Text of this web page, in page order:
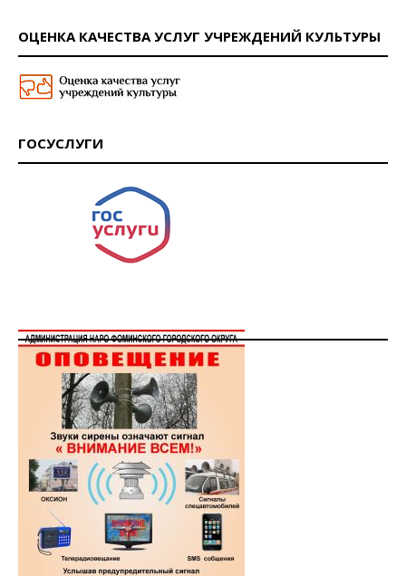
ОЦЕНКА КАЧЕСТВА УСЛУГ УЧРЕЖДЕНИЙ КУЛЬТУРЫ
ГОСУСЛУГИ